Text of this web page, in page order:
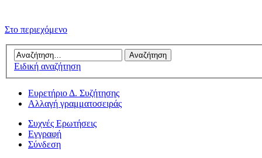
Στο περιεχόμενο
Ειδική αναζήτηση
Ευρετήριο Δ. Συζήτησης
Αλλαγή γραμματοσειράς
Συχνές Ερωτήσεις
Εγγραφή
Σύνδεση